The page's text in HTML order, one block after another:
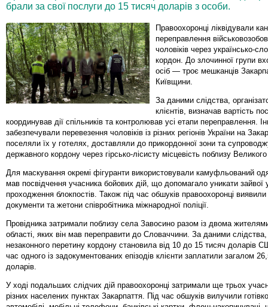
брали за свої послуги до 15 тисяч доларів з особи.
Правоохоронці ліквідували
переправлення
чоловіків через українсько-
кордон. До злочинної групи
осіб — троє мешканців
Київщини.
За даними слідства,
клієнтів, визначав вартість
координував дії спільників та контролював усі етапи переправлення.
забезпечували перевезення чоловіків із різних регіонів України на
поселяли їх у готелях, доставляли до прикордонної зони та
державного кордону через гірсько-лісисту місцевість поблизу
Для маскування окремі фігуранти використовували камуфльований
мав посвідчення учасника бойових дій, що допомагало уникати зайвої
проходження блокпостів. Також під час обшуків правоохоронці виявили
документи та жетони співробітника міжнародної поліції.
Провідника затримали поблизу села Завосино разом із двома
області, яких він мав переправити до Словаччини. За даними слідства,
незаконного перетину кордону становила від 10 до 15 тисяч доларів
час одного із задокументованих епізодів клієнти заплатили загалом
доларів.
У ході подальших слідчих дій правоохоронці затримали ще трьох
різних населених пунктах Закарпаття. Під час обшуків вилучили